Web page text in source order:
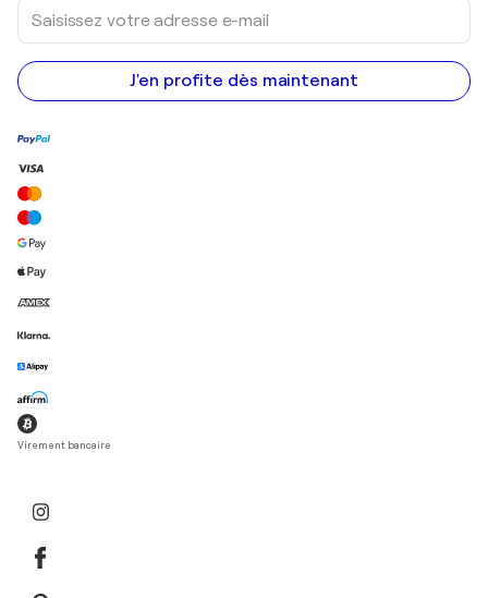
Saisissez
votre
adresse
e-
mail
J'en profite dès maintenant
Virement bancaire